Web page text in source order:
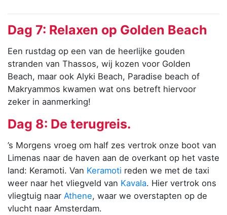
Dag 7: Relaxen op Golden Beach
Een rustdag op een van de heerlijke gouden
stranden van Thassos, wij kozen voor Golden
Beach, maar ook Alyki Beach, Paradise beach of
Makryammos kwamen wat ons betreft hiervoor
zeker in aanmerking!
Dag 8: De terugreis.
’s Morgens vroeg om half zes vertrok onze boot van
Limenas naar de haven aan de overkant op het vaste
land: Keramoti. Van Keramoti reden we met de taxi
weer naar het vliegveld van Kavala. Hier vertrok ons
vliegtuig naar Athene, waar we overstapten op de
vlucht naar Amsterdam.